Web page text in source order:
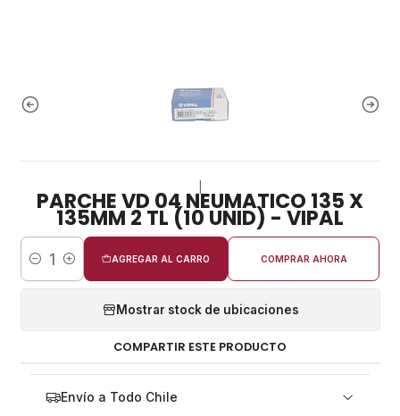
PARCHE VD 04 NEUMATICO 135 X
135MM 2 TL (10 UNID) - VIPAL
Cantidad
AGREGAR AL CARRO COMPRAR AHORA
Mostrar stock de ubicaciones
COMPARTIR ESTE PRODUCTO
Envío a Todo Chile